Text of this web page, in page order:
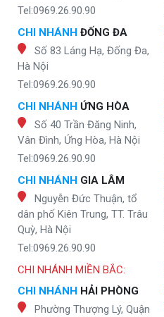
Tel:0969.26.90.90
CHI NHÁNH ĐỐNG ĐA
Số 83 Láng Hạ, Đống Đa,
Hà Nội
Tel:0969.26.90.90
CHI NHÁNH ỨNG HÒA
Số 40 Trần Đăng Ninh,
Vân Đình, Ứng Hòa, Hà Nội
Tel:0969.26.90.90
CHI NHÁNH GIA LÂM
Nguyễn Đức Thuận, tổ
dân phố Kiên Trung, TT. Trâu
Quỳ, Hà Nội
Tel:0969.26.90.90
CHI NHÁNH MIỀN BẮC:
CHI NHÁNH HẢI PHÒNG
Phường Thượng Lý, Quận